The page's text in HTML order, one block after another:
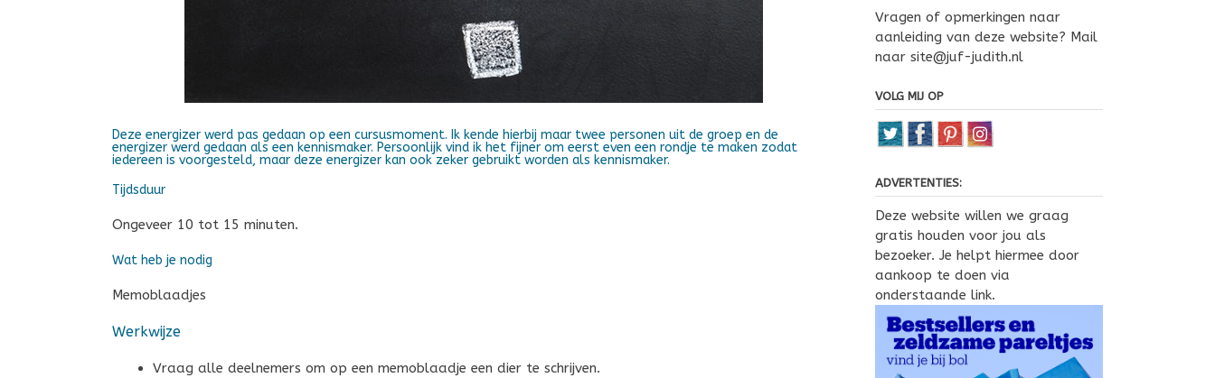
Deze energizer werd pas gedaan op een cursusmoment. Ik kende hierbij maar twee personen uit de groep en de
energizer werd gedaan als een kennismaker. Persoonlijk vind ik het fijner om eerst even een rondje te maken zodat
iedereen is voorgesteld, maar deze energizer kan ook zeker gebruikt worden als kennismaker.
Tijdsduur
Ongeveer 10 tot 15 minuten.
Wat heb je nodig
Memoblaadjes
Werkwijze
Vraag alle deelnemers om op een memoblaadje een dier te schrijven.
Vragen of opmerkingen naar
aanleiding van deze website? Mail
naar site@juf-judith.nl
VOLG MIJ OP
ADVERTENTIES:
Deze website willen we graag
gratis houden voor jou als
bezoeker. Je helpt hiermee door
aankoop te doen via
onderstaande link.